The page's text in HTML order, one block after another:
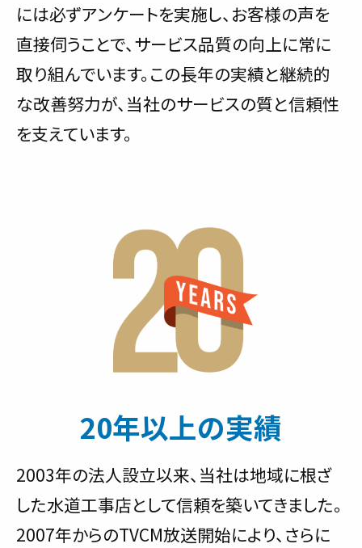
には必ずアンケートを実施し、お客様の声を
直接伺うことで、サービス品質の向上に常に
取り組んでいます。この長年の実績と継続的
な改善努力が、当社のサービスの質と信頼性
を支えています。
20年以上の実績
2003年の法人設立以来、当社は地域に根ざ
した水道工事店として信頼を築いてきました。
2007年からのTVCM放送開始により、さらに